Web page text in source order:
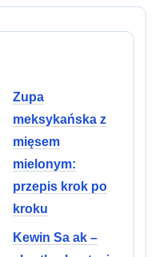
Zupa
meksykańska z
mięsem
mielonym:
przepis krok po
kroku
Kewin Sa ak –